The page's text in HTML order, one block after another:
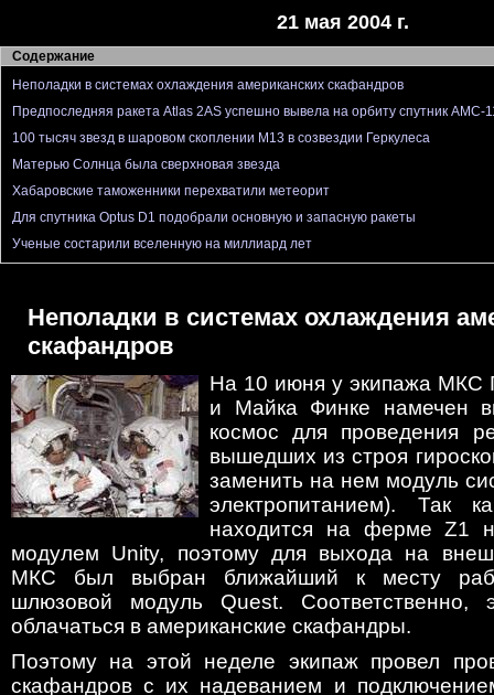
21 мая 2004 г.
Содержание
Неполадки в системах охлаждения американских скафандров
Предпоследняя ракета Atlas 2AS успешно вывела на орбиту спутник AMC-
100 тысяч звезд в шаровом скоплении M13 в созвездии Геркулеса
Матерью Солнца была сверхновая звезда
Хабаровские таможенники перехватили метеорит
Для спутника Optus D1 подобрали основную и запасную ракеты
Ученые состарили вселенную на миллиард лет
Неполадки в системах охлаждения
скафандров
На 10 июня у экипажа МКС
и Майка Финке намечен
космос для проведения
вышедших из строя
заменить на нем модуль
электропитанием). Так
находится на ферме Z1
модулем Unity, поэтому для выхода на
МКС был выбран ближайший к месту
шлюзовой модуль Quest. Соответственно,
облачаться в американские скафандры.
Поэтому на этой неделе экипаж провел
скафандров с их надеванием и